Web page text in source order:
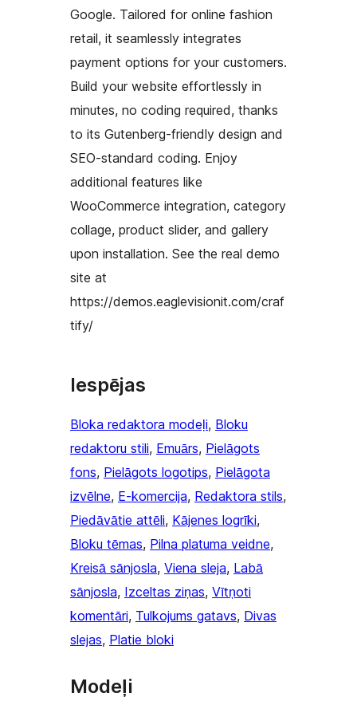
Google. Tailored for online fashion
retail, it seamlessly integrates
payment options for your customers.
Build your website effortlessly in
minutes, no coding required, thanks
to its Gutenberg-friendly design and
SEO-standard coding. Enjoy
additional features like
WooCommerce integration, category
collage, product slider, and gallery
upon installation. See the real demo
site at
https://demos.eaglevisionit.com/craf
tify/
Iespējas
Bloka redaktora modeļi, Bloku
redaktoru stili, Emuārs, Pielāgots
fons, Pielāgots logotips, Pielāgota
izvēlne, E-komercija, Redaktora stils
Piedāvātie attēli, Kājenes logrīki
Bloku tēmas, Pilna platuma veidne
Kreisā sānjosla, Viena sleja, Labā
sānjosla, Izceltas ziņas, Vītņoti
komentāri, Tulkojums gatavs, Divas
slejas, Platie bloki
Modeļi